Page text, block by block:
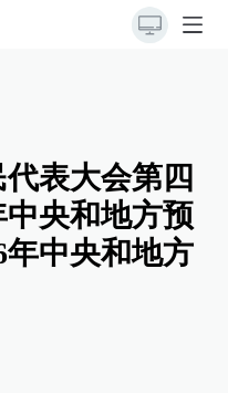
表大会第四
中央和地方预
年中央和地方